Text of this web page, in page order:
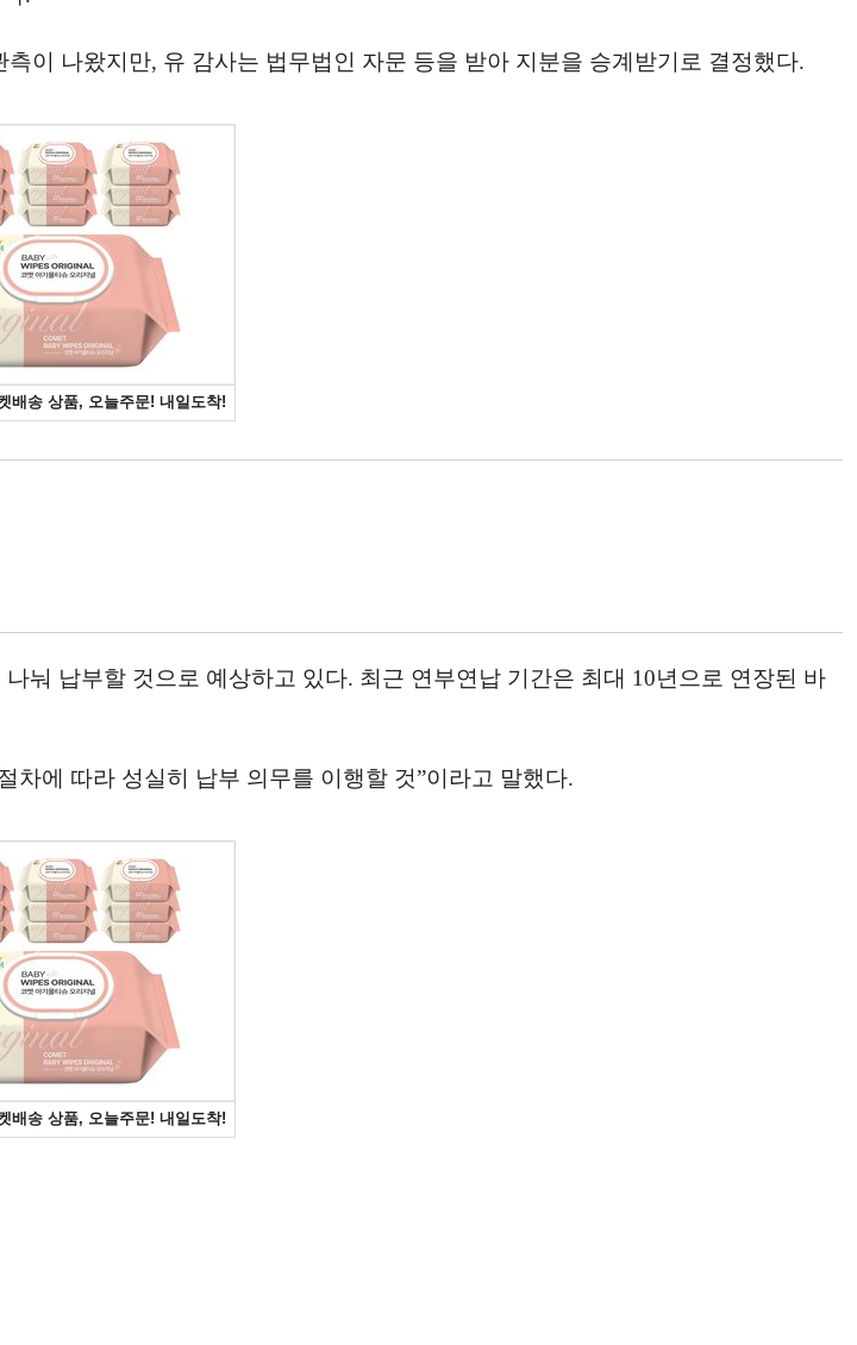
이 나왔지만, 유 감사는 법무법인 자문 등을 받아 지분을 승계받기로 결정했다.
눠 납부할 것으로 예상하고 있다. 최근 연부연납 기간은 최대 10년으로 연장된 바
차에 따라 성실히 납부 의무를 이행할 것”이라고 말했다.